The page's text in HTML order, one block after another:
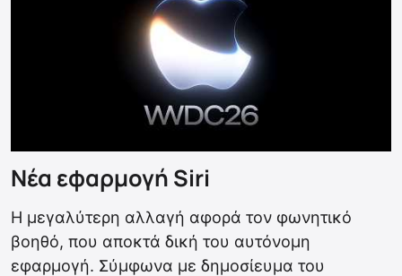
Νέα εφαρμογή Siri
Η μεγαλύτερη αλλαγή αφορά τον φωνητικό
βοηθό, που αποκτά δική του αυτόνομη
εφαρμογή. Σύμφωνα με δημοσίευμα του